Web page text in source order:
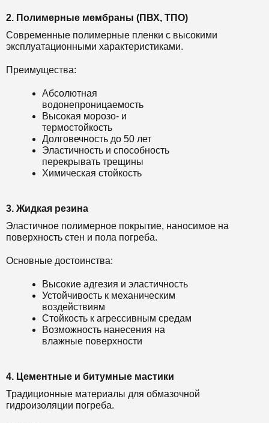
2. Полимерные мембраны (ПВХ, ТПО)
Современные полимерные пленки с высокими
эксплуатационными характеристиками.
Преимущества:
Абсолютная
водонепроницаемость
Высокая морозо- и
термостойкость
Долговечность до 50 лет
Эластичность и способность
перекрывать трещины
Химическая стойкость
3. Жидкая резина
Эластичное полимерное покрытие, наносимое на
поверхность стен и пола погреба.
Основные достоинства:
Высокие адгезия и эластичность
Устойчивость к механическим
воздействиям
Стойкость к агрессивным средам
Возможность нанесения на
влажные поверхности
4. Цементные и битумные мастики
Традиционные материалы для обмазочной
гидроизоляции погреба.